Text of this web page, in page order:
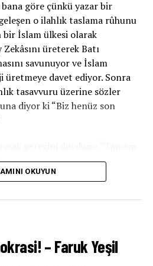
geniş bir alanda yeni iktidar
“İslamcılık neden
sıkışıp kalmak, yangın çıkan
rengini tartışmaya benziyor!
eleştirilmelidir çünkü
ki birçok İslamcı hareket,
devlet tarafından
çoğu zaman bürokrasinin
adaletin kasabı oldular.
ümmetideali ise parti
göre çünkü yazar bir
o ilahlık taslama rûhunu
İslam ülkesi olarak
üreterek Batı
savunuyor ve İslam
davet ediyor. Sonra
tasavvuru üzerine sözler
diyor ki “Biz henüz son
ama o son söz ne olacak?
ayetler yazılmış
Batının Burçlarına dikmek
OKUYUN
– Faruk Yeşil